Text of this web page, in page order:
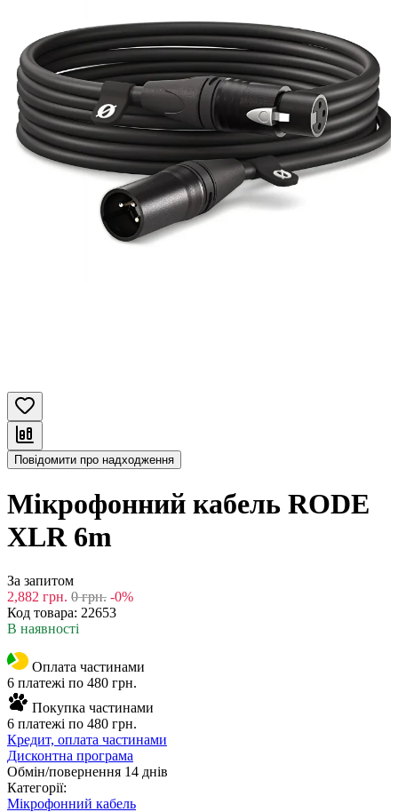
Повідомити про надходження
Мікрофонний кабель RODE
XLR 6m
За запитом
2,882 грн. 0 грн. -0%
Код товара: 22653
В наявності
Оплата частинами
6 платежі по 480 грн.
Покупка частинами
6 платежі по 480 грн.
Кредит, оплата частинами
Дисконтна програма
Обмін/повернення 14 днів
Категорії:
Мікрофонний кабель